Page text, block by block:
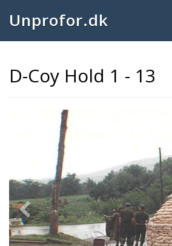
Unprofor.dk
D-Coy Hold 1 - 13